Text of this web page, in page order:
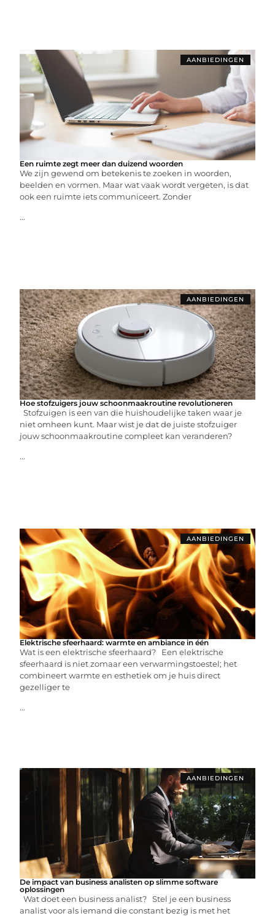
AANBIEDINGEN
Een ruimte zegt meer dan duizend woorden
We zijn gewend om betekenis te zoeken in woorden,
beelden en vormen. Maar wat vaak wordt vergeten, is dat
ook een ruimte iets communiceert. Zonder
...
AANBIEDINGEN
Hoe stofzuigers jouw schoonmaakroutine revolutioneren
Stofzuigen is een van die huishoudelijke taken waar je
niet omheen kunt. Maar wist je dat de juiste stofzuiger
jouw schoonmaakroutine compleet kan veranderen?
...
AANBIEDINGEN
Elektrische sfeerhaard: warmte en ambiance in één
Wat is een elektrische sfeerhaard? Een elektrische
sfeerhaard is niet zomaar een verwarmingstoestel; het
combineert warmte en esthetiek om je huis direct
gezelliger te
...
AANBIEDINGEN
De impact van business analisten op slimme software
oplossingen
Wat doet een business analist? Stel je een business
analist voor als iemand die constant bezig is met het